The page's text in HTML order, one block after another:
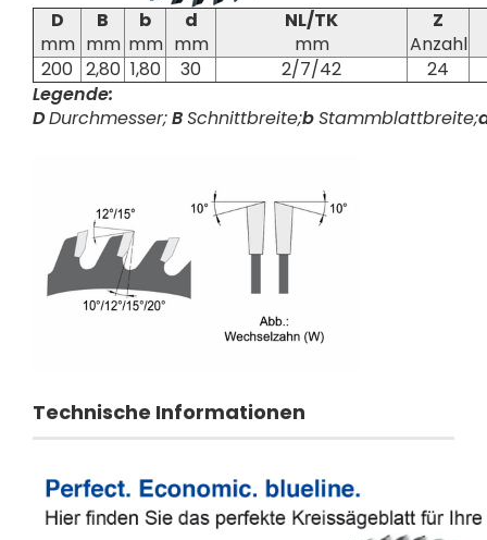
D
mm
B
mm
b
mm
d
mm
NL/TK
mm
Z
Anzahl
200 2,80 1,80 30 2/7/42
24
Legende:
DDurchmesser;BSchnittbreite;bStammblattbreite;
Technische Informationen